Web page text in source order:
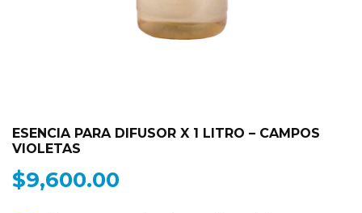
ESENCIA PARA DIFUSOR X 1 LITRO – CAMPOS
VIOLETAS
$9,600.00